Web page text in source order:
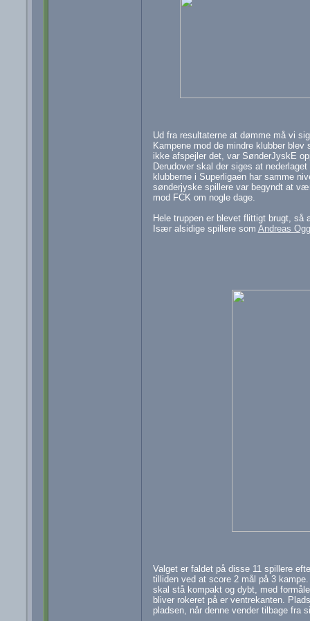
Ud fra resultaterne at dømme må vi
Kampene mod de mindre klubber
ikke afspejler det, var SønderJyskE
Derudover skal der siges at
klubberne i Superligaen har samme
sønderjyske spillere var begyndt at
mod FCK om nogle dage.
Hele truppen er blevet flittigt brugt,
Især alsidige spillere som Andreas
Valget er faldet på disse 11 spillere
tilliden ved at score 2 mål på 3
skal stå kompakt og dybt, med
bliver rokeret på er ventrekanten.
pladsen, når denne vender tilbage fra